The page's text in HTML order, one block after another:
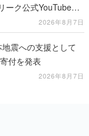
ーク公式YouTubeで
2026年8月7日
震への支援として
付を発表
2026年8月7日